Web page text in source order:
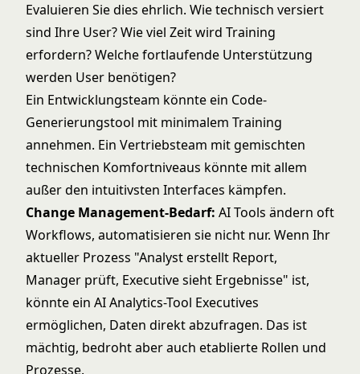
Evaluieren Sie dies ehrlich. Wie technisch versiert
sind Ihre User? Wie viel Zeit wird Training
erfordern? Welche fortlaufende Unterstützung
werden User benötigen?
Ein Entwicklungsteam könnte ein Code-
Generierungstool mit minimalem Training
annehmen. Ein Vertriebsteam mit gemischten
technischen Komfortniveaus könnte mit allem
außer den intuitivsten Interfaces kämpfen.
Change Management-Bedarf: AI Tools ändern oft
Workflows, automatisieren sie nicht nur. Wenn Ihr
aktueller Prozess "Analyst erstellt Report,
Manager prüft, Executive sieht Ergebnisse" ist,
könnte ein AI Analytics-Tool Executives
ermöglichen, Daten direkt abzufragen. Das ist
mächtig, bedroht aber auch etablierte Rollen und
Prozesse.